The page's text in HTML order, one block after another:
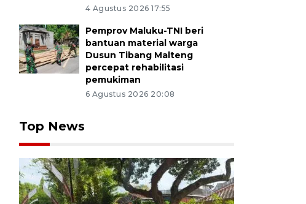
4 Agustus 2026 17:55
Pemprov Maluku-TNI beri
bantuan material warga
Dusun Tibang Malteng
percepat rehabilitasi
pemukiman
6 Agustus 2026 20:08
Top News